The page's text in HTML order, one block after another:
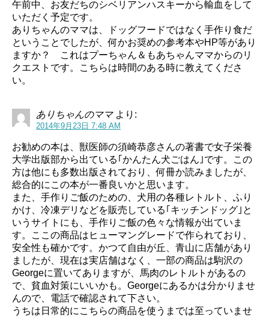
午前中、お友だちのシベリアンハスキーから輸血をして
いただく予定です。
ありちゃんのママは、ドッグフードではなく手作り食だ
ということでしたが、何かお奨めの参考本やHP等があり
ますか？ これはプーちゃん＆もあちゃんママからのリ
クエストです。こちらは時間のある時に教えてくださ
い。
ありちゃんのママ より:
2014年9月23日 7:48 AM
お勧めの本は、獣医師の須崎恭彦さんの著書で女子栄養
大学出版部から出ている｢かんたん犬ごはん｣です。この
方は他にも多数出版されており、何冊か読みましたが、
総合的にこの本が一番良いかと思います。
また、手作りご飯のための、犬用の各種レトルト、ふり
かけ、冷凍デリなどを販売している｢キッチンドッグ｣と
いうサイトにも、手作りご飯の色々な情報が出ていま
す。ここの商品はヒューマングレードで作られており、
安全性も確かです。かつて自由が丘、青山に店舗があり
ましたが、現在は実店舗はなく、一部の商品は駒沢の
Georgeに置いてありますが、馬肉のレトルトがあるの
で、貧血対策にいいかも。Georgeにあるかは分かりませ
んので、電話で確認されて下さい。
うちは日常的にこちらの商品を使うまでは至っていませ